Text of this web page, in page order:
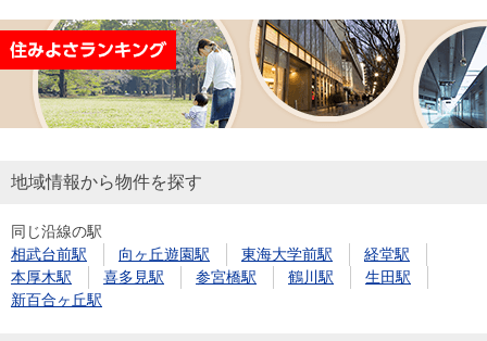
用
物
件
を
す
件を
探す
購入向け
サービス
住宅ロー
ンシミュ
住まい1プ
ラス（お
金額
試算
売却向け
周辺相場
住まい1プ
住まいと
暮らしの
売却ガイ
ド
（電子ブ
ック版）
閉じる
地域情報から物件を探す
同じ沿線の駅
相武台前駅
向ヶ丘遊園駅 東海大学前駅
経堂駅
本厚木駅
喜多見駅 参宮橋駅 鶴川駅
生田駅
新百合ヶ丘駅